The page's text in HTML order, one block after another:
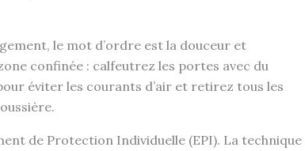
le mot d’ordre est la douceur et
confinée : calfeutrez les portes avec du
éviter les courants d’air et retirez tous les
de Protection Individuelle (EPI). La technique